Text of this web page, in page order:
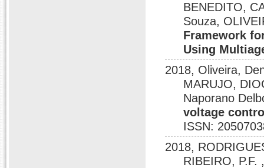
BENEDITO,
Souza,
Framework
Using
2018, Oliveira,
MARUJO,
Naporano
voltage
ISSN:
2018,
RIBEIRO, P.F.